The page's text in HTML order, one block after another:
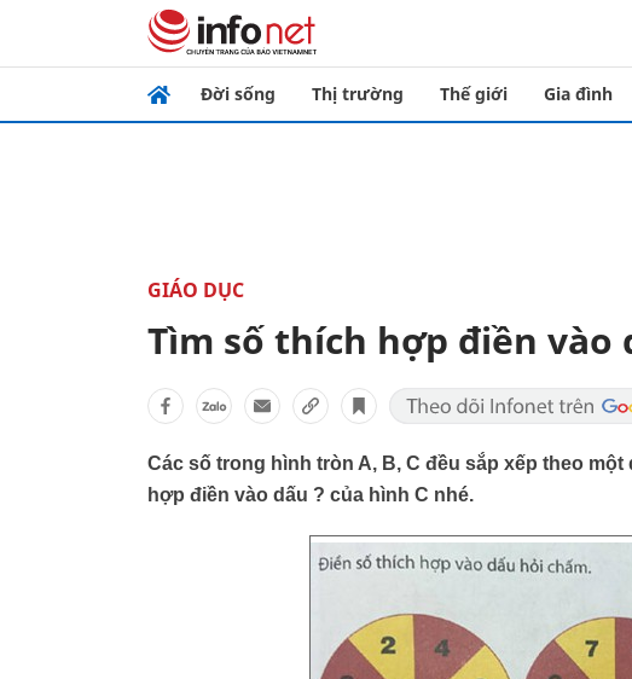
Đời sống Thị trường Thế giới Gia đình
GIÁO DỤC
Tìm số thích hợp điền vào
Các số trong hình tròn A, B, C đều sắp xếp theo
hợp điền vào dấu ? của hình C nhé.